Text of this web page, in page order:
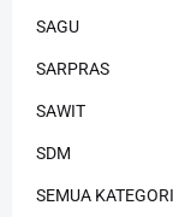
SAGU
SARPRAS
SAWIT
SDM
SEMUA KATEGORI